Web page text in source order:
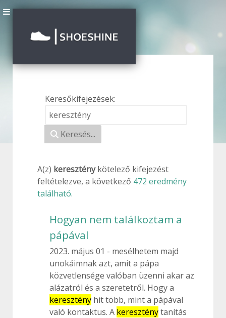
Keresési űrlap
Keresőkifejezések:
Keresés...
A(z) kereszténykötelező kifejezést
feltételezve, a következő 472 eredmény
található.
Hogyan nem találkoztam a
pápával
2023. május 01
mesélhetem majd
unokáimnak azt, amit a pápa
közvetlensége valóban üzenni akar az
alázatról és a szeretetről. Hogy a
keresztény hit több, mint a pápával
való kontaktus. A kereszténytanítás